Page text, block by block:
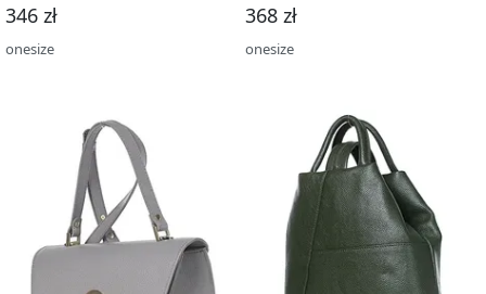
346 zł
onesize
368 zł
onesize